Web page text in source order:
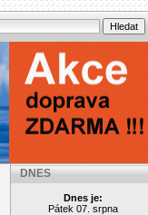
DNES
Dnes je:
Pátek 07. srpna